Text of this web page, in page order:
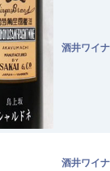
酒井ワイ
酒井ワイ